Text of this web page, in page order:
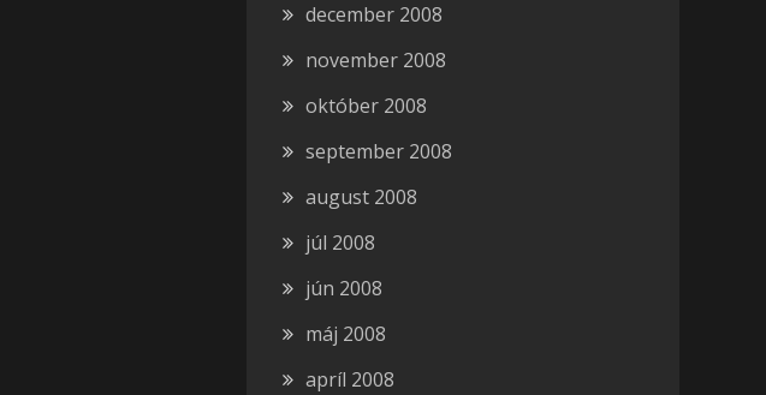
december 2008
november 2008
október 2008
september 2008
august 2008
júl 2008
jún 2008
máj 2008
apríl 2008